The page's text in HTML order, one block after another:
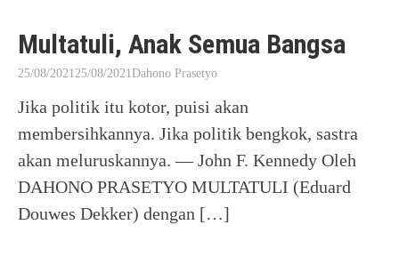
Multatuli, Anak Semua Bangsa
25/08/202125/08/2021Dahono Prasetyo
Jika politik itu kotor, puisi akan
membersihkannya. Jika politik bengkok, sastra
akan meluruskannya. — John F. Kennedy Oleh
DAHONO PRASETYO MULTATULI (Eduard
Douwes Dekker) dengan […]